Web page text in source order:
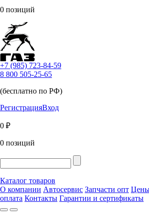
0 позиций
+7 (985) 723-84-59
8 800 505-25-65
(бесплатно по РФ)
РегистрацияВход
0 ₽
0 позиций
Каталог товаров
О компании Автосервис Запчасти опт
оплата Контакты Гарантии и сертификаты